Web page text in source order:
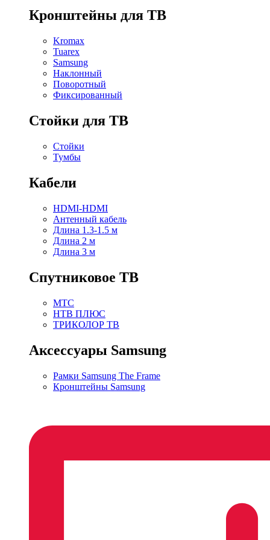
Кронштейны для ТВ
Kromax
Tuarex
Samsung
Наклонный
Поворотный
Фиксированный
Стойки для ТВ
Стойки
Тумбы
Кабели
HDMI-HDMI
Антенный кабель
Длина 1.3-1.5 м
Длина 2 м
Длина 3 м
Спутниковое ТВ
МТС
НТВ ПЛЮС
ТРИКОЛОР ТВ
Аксессуары Samsung
Рамки Samsung The Frame
Кронштейны Samsung